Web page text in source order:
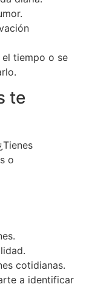
tiempo o se
te
o
cotidianas.
a identificar